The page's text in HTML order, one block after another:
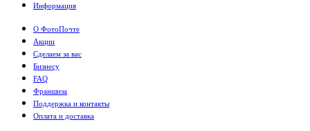
Информация
О ФотоПочте
Акции
Сделаем за вас
Бизнесу
FAQ
Франшиза
Поддержка и контакты
Оплата и доставка